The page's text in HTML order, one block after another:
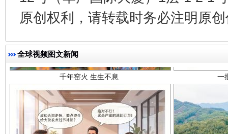
原创权利，请转载时务必注明原
全球视频图文新闻
千年窑火 生生不息 一